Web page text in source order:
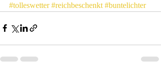
#tolleswetter #reichbeschenkt #buntelichter